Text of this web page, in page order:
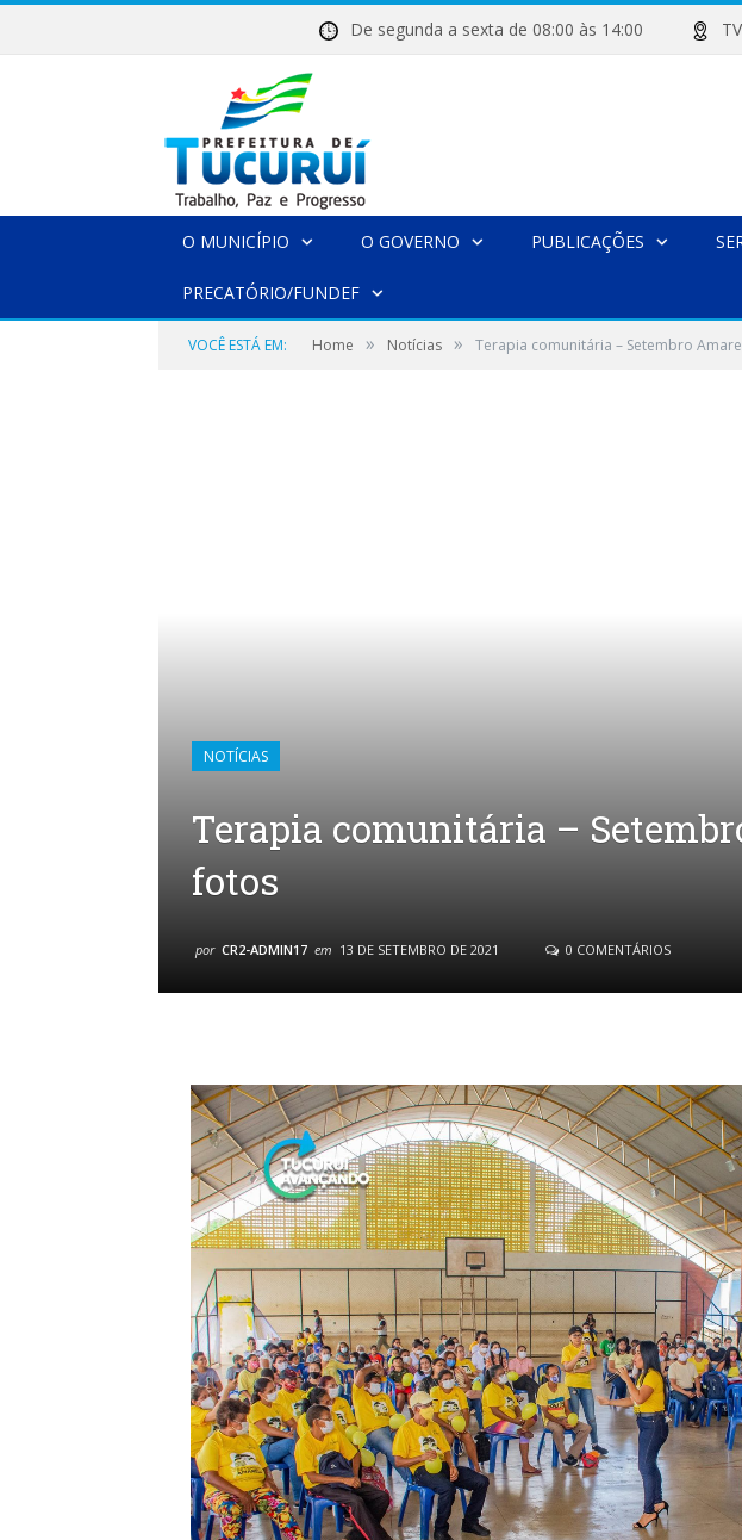
De segunda a sexta de 08:00 às 14:00
O MUNICÍPIO O GOVERNO PUBLICAÇÕES
PRECATÓRIO/FUNDEF
VOCÊ ESTÁ EM: Home » Notícias » Terapia comunitária – Setembro
NOTÍCIAS
Terapia comunitária –
fotos
por CR2-ADMIN17 em 13 DE SETEMBRO DE 2021 0 COMENTÁRIOS